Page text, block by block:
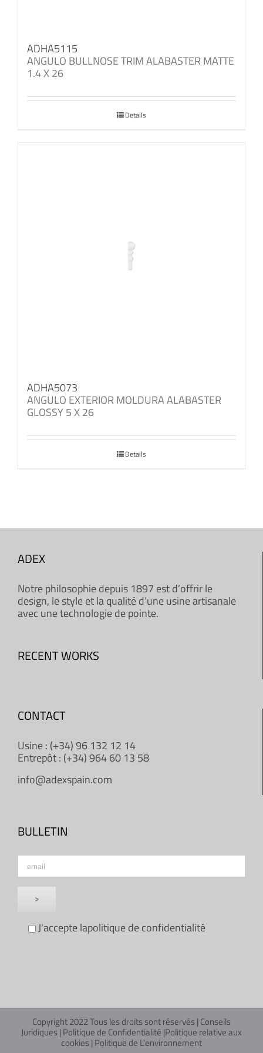
ADHA5115
ANGULO BULLNOSE TRIM ALABASTER MATTE
1.4 X 26
Details
ADHA5073
ANGULO EXTERIOR MOLDURA ALABASTER
GLOSSY 5 X 26
Details
ADEX
Notre philosophie depuis 1897 est d’offrir le
design, le style et la qualité d’une usine artisanale
avec une technologie de pointe.
RECENT WORKS
CONTACT
Usine : (+34) 96 132 12 14
Entrepôt : (+34) 964 60 13 58
info@adexspain.com
BULLETIN
J'accepte lapolitique de confidentialité
Copyright 2022 Tous les droits sont réservés |Conseils
Juridiques |Politique de Confidentialité |Politique relative aux
cookies |Politique de L'environnement